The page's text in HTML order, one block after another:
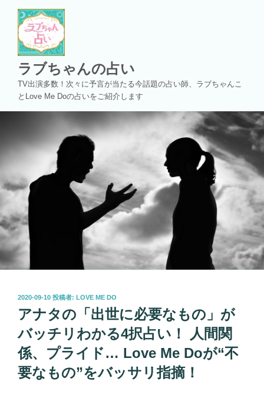
ラブちゃんの占い
TV出演多数！次々に予言が当たる今話題の占い師、ラブちゃんこ
とLove Me Doの占いをご紹介します
投
稿
日:
2020-09-10 投稿者: LOVE ME DO
アナタの「出世に必要なもの」が
バッチリわかる4択占い！ 人間関
係、プライド… Love Me Doが“不
要なもの”をバッサリ指摘！